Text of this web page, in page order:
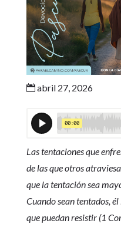
abril 27, 2026
Las tentaciones que
de las que otros
que la tentación sea
Cuando sean tentados,
que puedan resistir (1